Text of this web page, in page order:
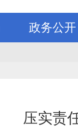
政务公开
压实责